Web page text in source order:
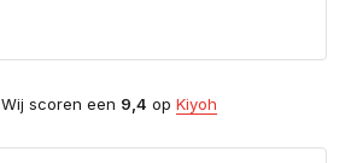
Wij scoren een 9,4 op Kiyoh